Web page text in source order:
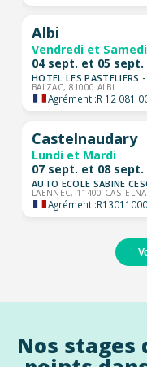
Albi
Vendredi et Samedi
04 sept. et 05 sept.
HOTEL LES PASTELIERS -
BALZAC, 81000 ALBI
Agrément :R 12 081
Castelnaudary
Lundi et Mardi
07 sept. et 08 sept.
AUTO ECOLE SABINE
LAENNEC, 11400
Agrément :
Nos stages